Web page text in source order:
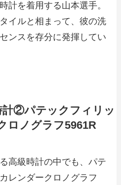
計を着用する山本選手。
イルと相まって、彼の洗
ンスを存分に発揮してい
計②パテックフィリッ
ロノグラフ5961R
高級時計の中でも、パテ
レンダークロノグラフ